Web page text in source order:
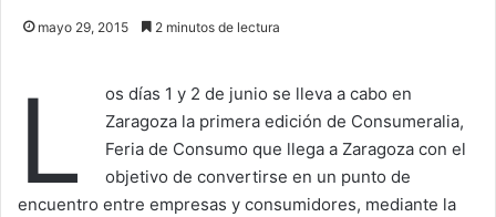
mayo 29, 2015 2 minutos de lectura
L
os días 1 y 2 de junio se lleva a cabo en
Zaragoza la primera edición de Consumeralia,
Feria de Consumo que llega a Zaragoza con el
objetivo de convertirse en un punto de
encuentro entre empresas y consumidores, mediante la